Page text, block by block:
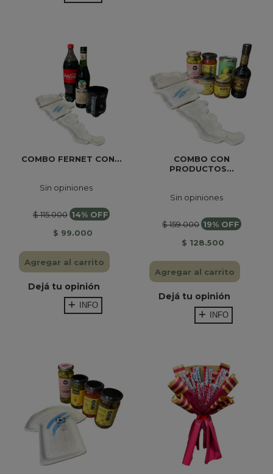
COMBO FERNET CON...
Sin opiniones
$ 115.000 14% OFF
$ 99.000
Agregar al carrito
Dejá tu opinión
INFO
COMBO CON
PRODUCTOS...
Sin opiniones
$ 159.000 19% OFF
$ 128.500
Agregar al carrito
Dejá tu opinión
INFO